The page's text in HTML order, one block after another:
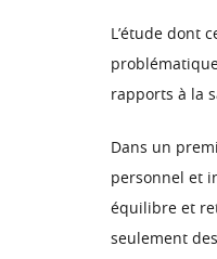
L’étude dont
rapports à la
Dans un
personnel et
équilibre et
seulement